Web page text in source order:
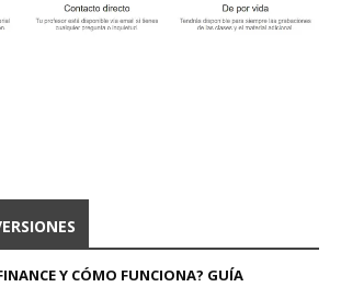
Y CÓMO FUNCIONA? GUÍA